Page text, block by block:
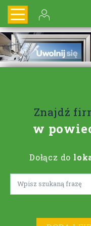
Znajdź
w
Dołącz do
Lorem ipsum